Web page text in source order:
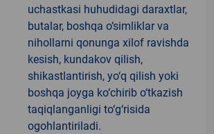
uchastkasi huhudidagi daraxtlar,
butalar, boshqa o‘simliklar va
nihollarni qonunga xilof ravishda
kesish, kundakov qilish,
shikastlantirish, yo‘q qilish yoki
boshqa joyga ko‘chirib o‘tkazish
taqiqlanganligi to‘g‘risida
ogohlantiriladi.